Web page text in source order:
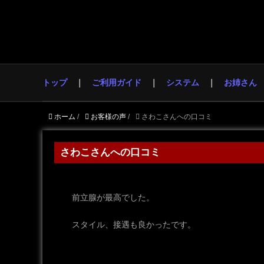
トップ ご利用ガイド システム お姉さん
ホーム / お客様の声 / さわこさんへの口コミ
さわこさんへの口コミ
前立腺が最高でした。
スタイル、接遇も良かったです。